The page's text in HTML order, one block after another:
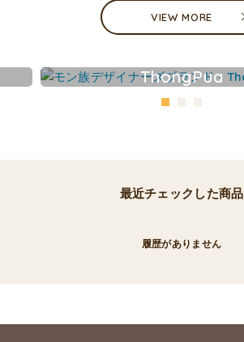
VIEW MORE
ThongPua
最近チェックした商品
履歴がありません